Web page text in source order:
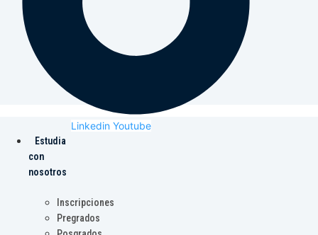
Linkedin Youtube
Estudia
con
nosotros
Inscripciones
Pregrados